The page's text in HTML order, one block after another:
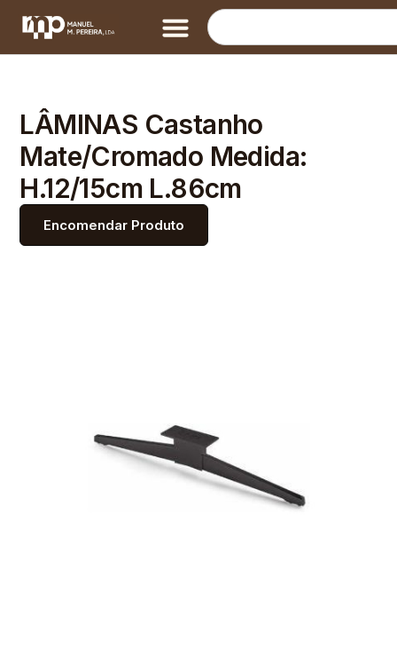
LÂMINAS Castanho
Mate/Cromado Medida:
H.12/15cm L.86cm
Encomendar Produto